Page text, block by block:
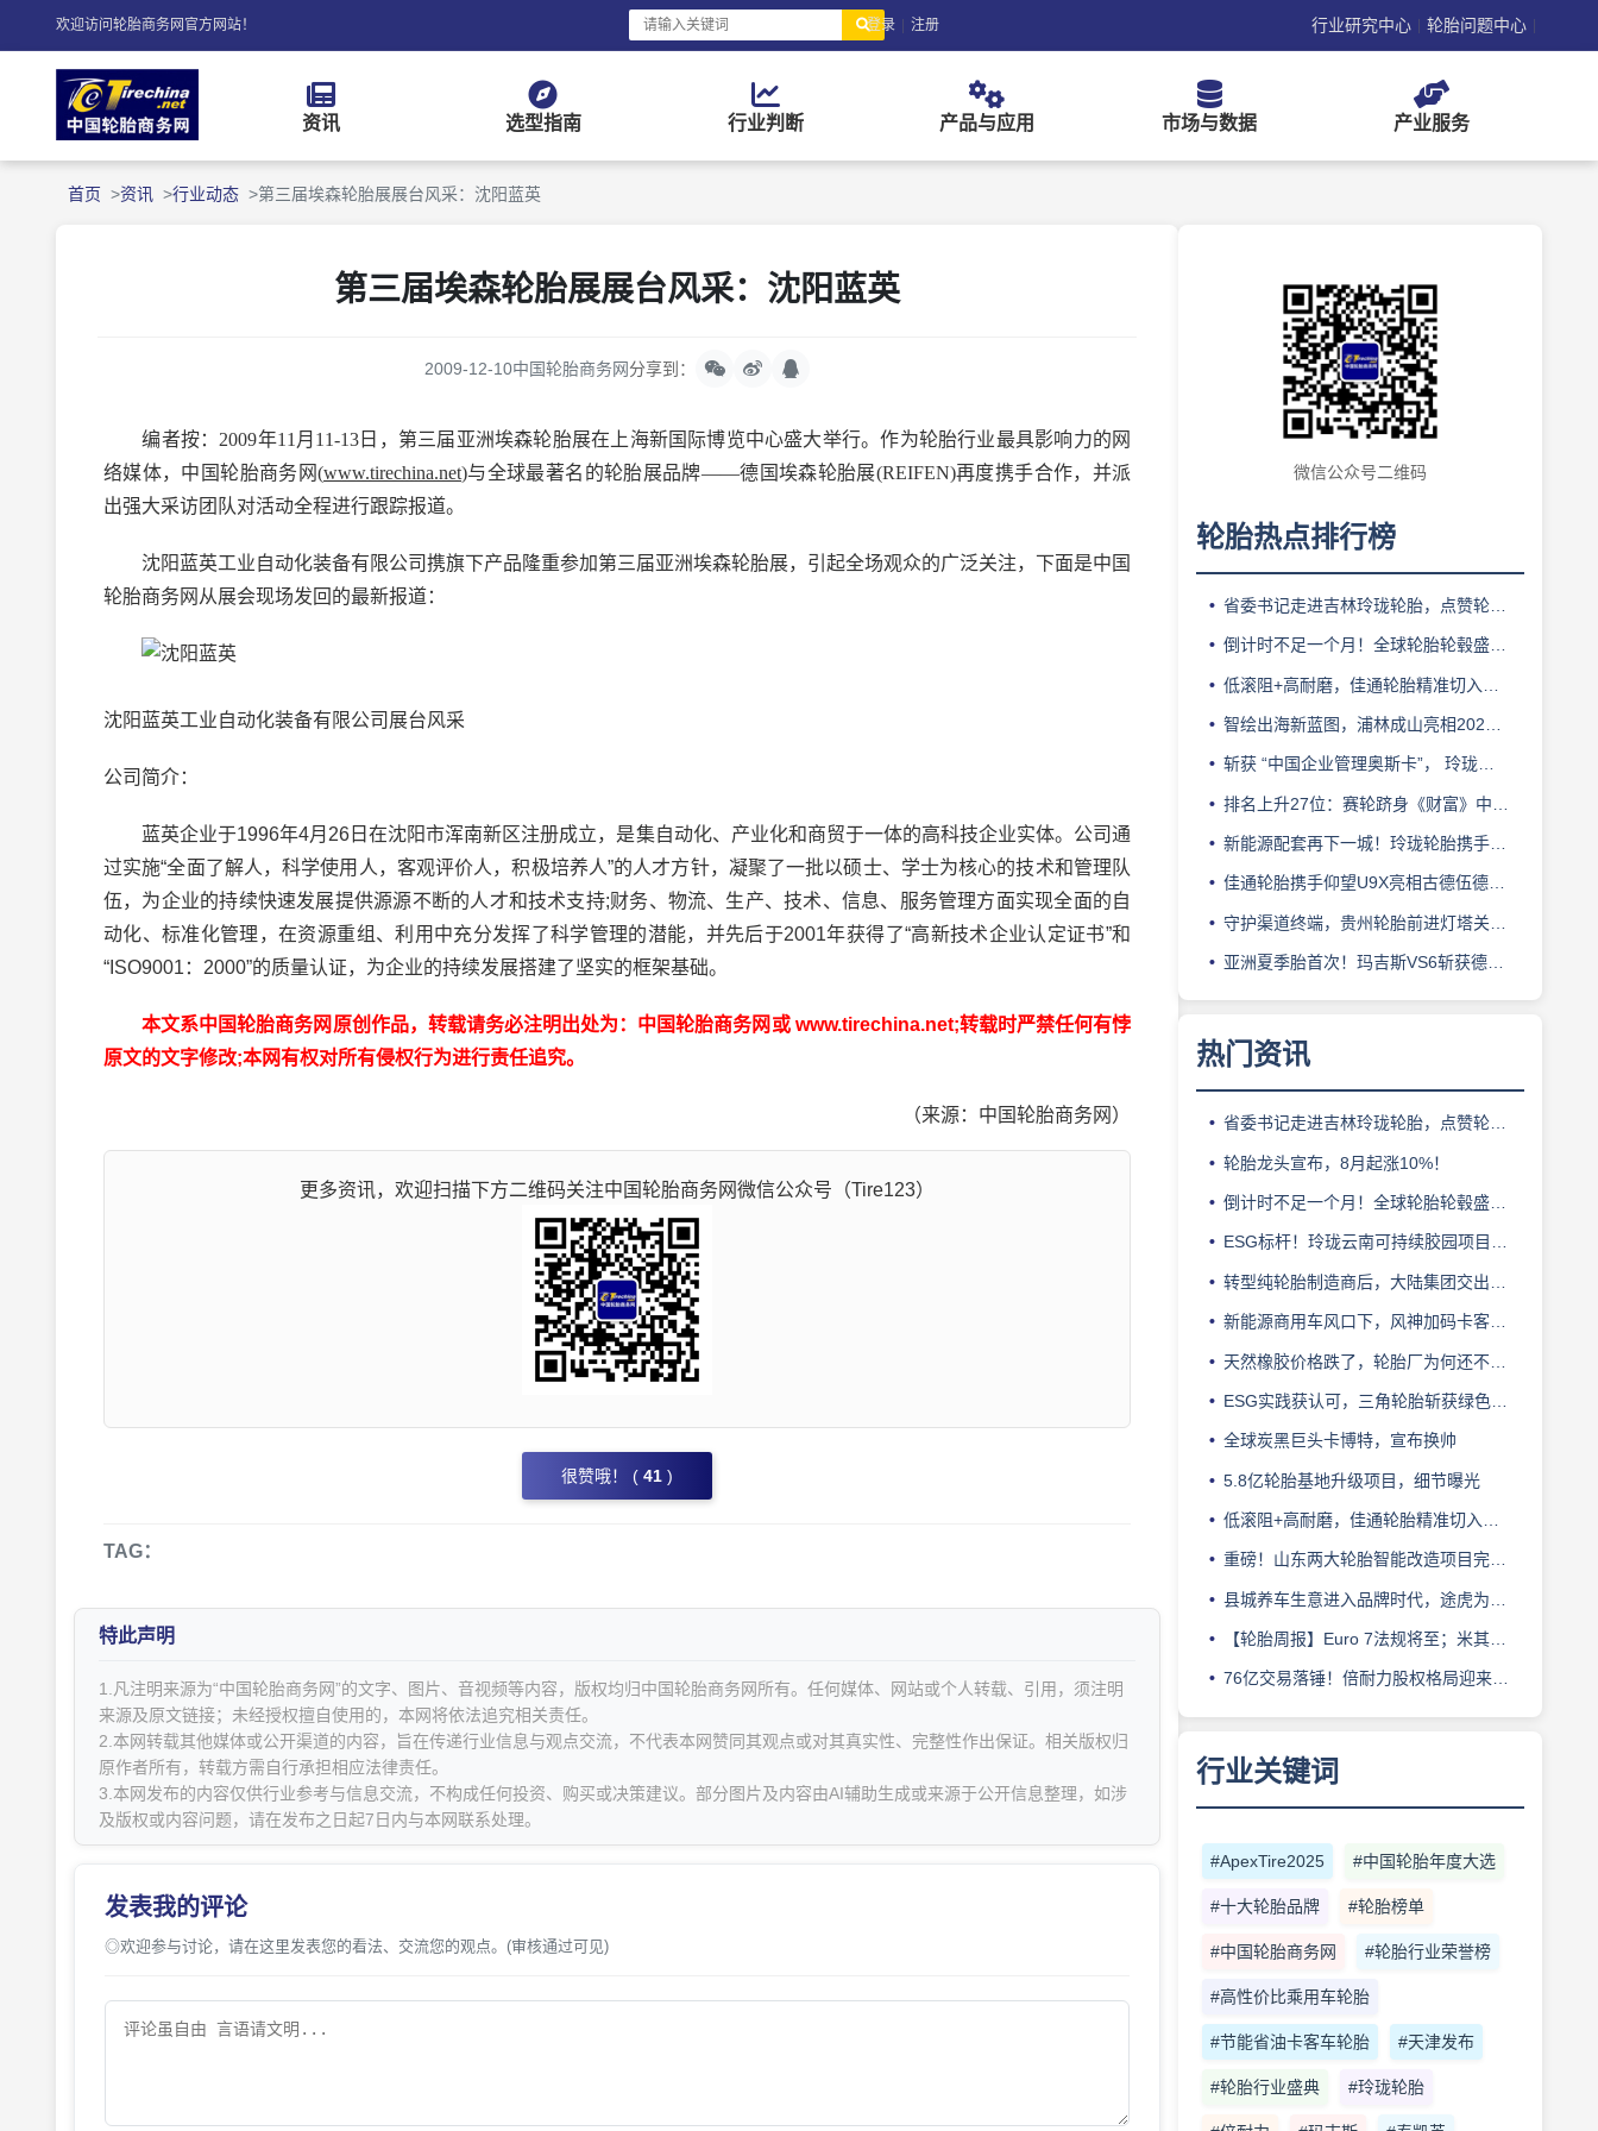
欢迎访问轮胎商务网官方网站！ 登录 | 注册 行业研究中心 | 轮胎问题中心 |
资讯 选型指南 行业判断 产品与应用 市场与数据 产业服务
首页 资讯 行业动态 第三届埃森轮胎展展台风采：沈阳蓝英
第三届埃森轮胎展展台风采：沈阳蓝英
2009-12-10中国轮胎商务网分享到：
编者按：2009年11月11-13日，第三届亚洲埃森轮胎展在上海新国际博览中心盛大举行。作为轮胎行业最具影响力的网
络媒体，中国轮胎商务网(www.tirechina.net)与全球最著名的轮胎展品牌——德国埃森轮胎展(REIFEN)再度携手合作，并派
出强大采访团队对活动全程进行跟踪报道。
沈阳蓝英工业自动化装备有限公司携旗下产品隆重参加第三届亚洲埃森轮胎展，引起全场观众的广泛关注，下面是中国
轮胎商务网从展会现场发回的最新报道：
沈阳蓝英工业自动化装备有限公司展台风采
公司简介：
蓝英企业于1996年4月26日在沈阳市浑南新区注册成立，是集自动化、产业化和商贸于一体的高科技企业实体。公司通
过实施“全面了解人，科学使用人，客观评价人，积极培养人”的人才方针，凝聚了一批以硕士、学士为核心的技术和管理队
伍，为企业的持续快速发展提供源源不断的人才和技术支持;财务、物流、生产、技术、信息、服务管理方面实现全面的自
动化、标准化管理，在资源重组、利用中充分发挥了科学管理的潜能，并先后于2001年获得了“高新技术企业认定证书”和
“ISO9001：2000”的质量认证，为企业的持续发展搭建了坚实的框架基础。
本文系中国轮胎商务网原创作品，转载请务必注明出处为：中国轮胎商务网或 www.tirechina.net;转载时严禁任何有悖
原文的文字修改;本网有权对所有侵权行为进行责任追究。
（来源：中国轮胎商务网）
更多资讯，欢迎扫描下方二维码关注中国轮胎商务网微信公众号（Tire123）
很赞哦！ ( 41 )
TAG：
特此声明
1.凡注明来源为“中国轮胎商务网”的文字、图片、音视频等内容，版权均归中国轮胎商务网所有。任何媒体、网站或个人转载、引用，须注明
来源及原文链接；未经授权擅自使用的，本网将依法追究相关责任。
2.本网转载其他媒体或公开渠道的内容，旨在传递行业信息与观点交流，不代表本网赞同其观点或对其真实性、完整性作出保证。相关版权归
原作者所有，转载方需自行承担相应法律责任。
3.本网发布的内容仅供行业参考与信息交流，不构成任何投资、购买或决策建议。部分图片及内容由AI辅助生成或来源于公开信息整理，如涉
及版权或内容问题，请在发布之日起7日内与本网联系处理。
发表我的评论
◎欢迎参与讨论，请在这里发表您的看法、交流您的观点。(审核通过可见)
微信公众号二维码
轮胎热点排行榜
省委书记走进吉林玲珑轮胎，点赞轮胎智造标杆
倒计时不足一个月！全球轮胎轮毂盛会即将登陆上海！
低滚阻+高耐磨，佳通轮胎精准切入新能源轻卡赛道
智绘出海新蓝图，浦林成山亮相2026泰中合作博览会
斩获 “中国企业管理奥斯卡”， 玲珑轮胎蝉联 BMC 大奖
排名上升27位：赛轮跻身《财富》中国500强背后的增长逻辑
新能源配套再下一城！玲珑轮胎携手小鹏L03全球上市
佳通轮胎携手仰望U9X亮相古德伍德，以轮胎科技挑战性能边界
守护渠道终端，贵州轮胎前进灯塔关爱基金驰援长春受灾门店
亚洲夏季胎首次！玛吉斯VS6斩获德国TÜV SÜD高阶认证
热门资讯
省委书记走进吉林玲珑轮胎，点赞轮胎智造标杆
轮胎龙头宣布，8月起涨10%！
倒计时不足一个月！全球轮胎轮毂盛会即将登陆上海！
ESG标杆！玲珑云南可持续胶园项目获评最佳实践
转型纯轮胎制造商后，大陆集团交出亮眼业绩
新能源商用车风口下，风神加码卡客车胎产能
天然橡胶价格跌了，轮胎厂为何还不敢“松口气”？
ESG实践获认可，三角轮胎斩获绿色发展典范企业奖
全球炭黑巨头卡博特，宣布换帅
5.8亿轮胎基地升级项目，细节曝光
低滚阻+高耐磨，佳通轮胎精准切入新能源轻卡赛道
重磅！山东两大轮胎智能改造项目完成备案
县城养车生意进入品牌时代，途虎为何此时加码“万镇万店”？
【轮胎周报】Euro 7法规将至；米其林上半年营收超千亿；倍耐力上半年盈利稳增；龙星炭黑斩获欧洲近万吨订单
76亿交易落锤！倍耐力股权格局迎来重塑
行业关键词
#ApexTire2025 #中国轮胎年度大选
#十大轮胎品牌 #轮胎榜单
#中国轮胎商务网 #轮胎行业荣誉榜
#高性价比乘用车轮胎
#节能省油卡客车轮胎 #天津发布
#轮胎行业盛典 #玲珑轮胎